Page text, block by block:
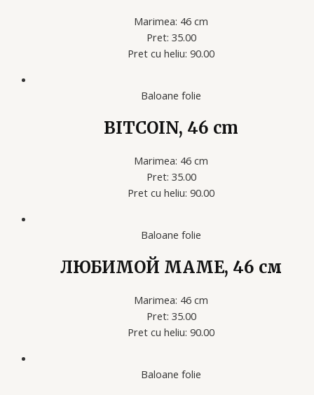
Marimea: 46 cm
Pret: 35.00
Pret cu heliu: 90.00
Baloane folie
BITCOIN, 46 cm
Marimea: 46 cm
Pret: 35.00
Pret cu heliu: 90.00
Baloane folie
ЛЮБИМОЙ МАМЕ, 46 см
Marimea: 46 cm
Pret: 35.00
Pret cu heliu: 90.00
Baloane folie